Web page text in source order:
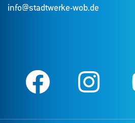
info@stadtwerke-wob.de